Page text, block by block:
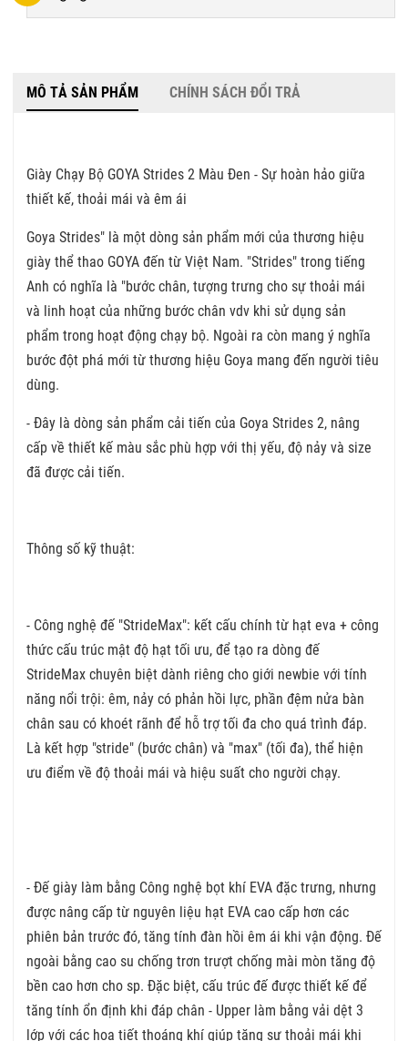
MÔ TẢ SẢN PHẨM CHÍNH SÁCH ĐỔI TRẢ
Giày Chạy Bộ GOYA Strides 2 Màu Đen - Sự hoàn hảo giữa
thiết kế, thoải mái và êm ái
Goya Strides" là một dòng sản phẩm mới của thương hiệu
giày thể thao GOYA đến từ Việt Nam. "Strides" trong tiếng
Anh có nghĩa là "bước chân, tượng trưng cho sự thoải mái
và linh hoạt của những bước chân vdv khi sử dụng sản
phẩm trong hoạt động chạy bộ. Ngoài ra còn mang ý nghĩa
bước đột phá mới từ thương hiệu Goya mang đến người tiêu
dùng.
- Đây là dòng sản phẩm cải tiến của Goya Strides 2, nâng
cấp về thiết kế màu sắc phù hợp với thị yếu, độ nảy và size
đã được cải tiến.
Thông số kỹ thuật:
- Công nghệ đế "StrideMax": kết cấu chính từ hạt eva + công
thức cấu trúc mật độ hạt tối ưu, để tạo ra dòng đế
StrideMax chuyên biệt dành riêng cho giới newbie với tính
năng nổi trội: êm, nảy có phản hồi lực, phần đệm nửa bàn
chân sau có khoét rãnh để hỗ trợ tối đa cho quá trình đáp.
Là kết hợp "stride" (bước chân) và "max" (tối đa), thể hiện
ưu điểm về độ thoải mái và hiệu suất cho người chạy.
- Đế giày làm bằng Công nghệ bọt khí EVA đặc trưng, nhưng
được nâng cấp từ nguyên liệu hạt EVA cao cấp hơn các
phiên bản trước đó, tăng tính đàn hồi êm ái khi vận động. Đế
ngoài bằng cao su chống trơn trượt chống mài mòn tăng độ
bền cao hơn cho sp. Đặc biệt, cấu trúc đế được thiết kế để
tăng tính ổn định khi đáp chân - Upper làm bằng vải dệt 3
lớp với các hoạ tiết thoáng khí giúp tăng sự thoải mái khi